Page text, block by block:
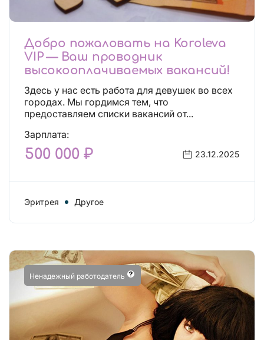
Добро пожаловать на Koroleva
VIP — Ваш проводник
высокооплачиваемых вакансий!
Здесь у нас есть работа для девушек во всех
городах. Мы гордимся тем, что
предоставляем списки вакансий от...
Зарплата:
500 000 ₽ 23.12.2025
Эритрея Другое
Ненадежный работодатель